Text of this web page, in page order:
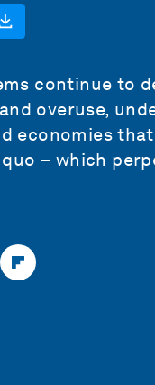
continue to
overuse,
economies
– which